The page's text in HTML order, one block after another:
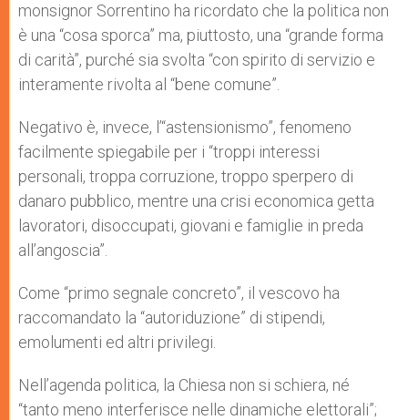
monsignor Sorrentino ha ricordato che la politica non
è una “cosa sporca” ma, piuttosto, una “grande forma
di carità”, purché sia svolta “con spirito di servizio e
interamente rivolta al “bene comune”.
Negativo è, invece, l’“astensionismo”, fenomeno
facilmente spiegabile per i “troppi interessi
personali, troppa corruzione, troppo sperpero di
danaro pubblico, mentre una crisi economica getta
lavoratori, disoccupati, giovani e famiglie in preda
all’angoscia”.
Come “primo segnale concreto”, il vescovo ha
raccomandato la “autoriduzione” di stipendi,
emolumenti ed altri privilegi.
Nell’agenda politica, la Chiesa non si schiera, né
“tanto meno interferisce nelle dinamiche elettorali”;